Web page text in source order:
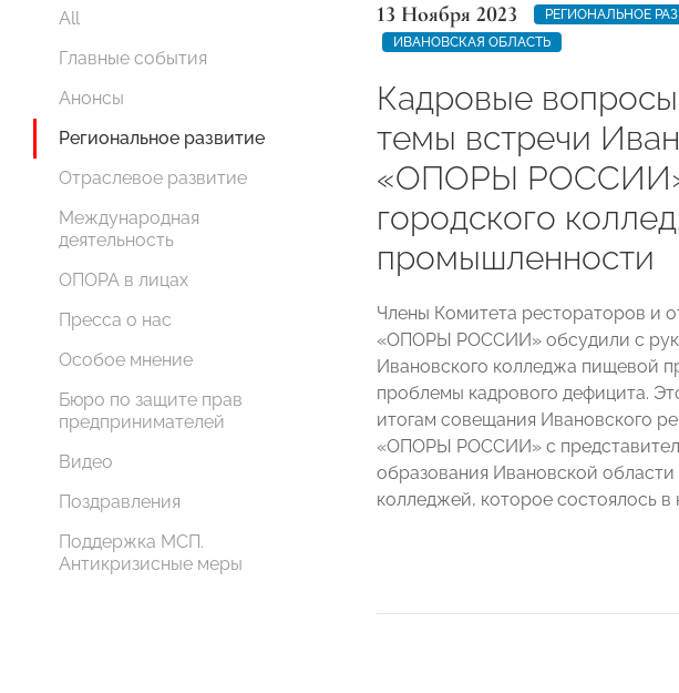
All
Главные события
Анонсы
Региональное развитие
Отраслевое развитие
Международная
деятельность
ОПОРА в лицах
Пресса о нас
Особое мнение
Бюро по защите прав
предпринимателей
Видео
Поздравления
Поддержка МСП.
Антикризисные меры
13 Ноября 2023
РЕГИОНАЛЬНОЕ
ИВАНОВСКАЯ ОБЛАСТЬ
Кадровые
темы встречи
«ОПОРЫ
городского
промышленности
Члены Комитета рестораторов и
«ОПОРЫ РОССИИ» обсудили с
Ивановского колледжа пищевой
проблемы кадрового дефицита.
итогам совещания Ивановского
«ОПОРЫ РОССИИ» с
образования Ивановской
колледжей, которое состоялось в